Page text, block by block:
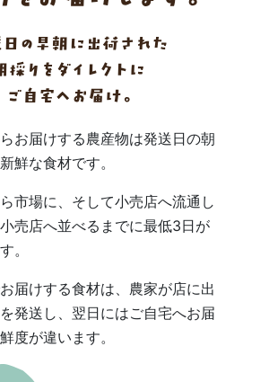
お届けする農産物は発送日の朝
鮮な食材です。
市場に、そして小売店へ流通し
売店へ並べるまでに最低3日が
。
届けする食材は、農家が店に出
発送し、翌日にはご自宅へお届
度が違います。